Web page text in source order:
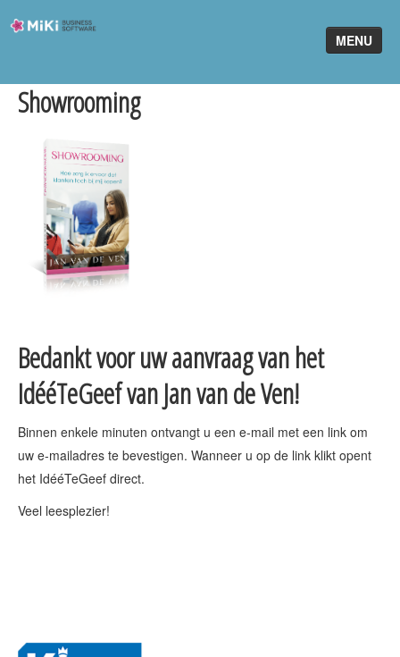
MENU
Software
Home
King Software
MiKi2King
Software Online
Telefonie
Showrooming
Bedankt voor uw aanvraag van het
IdééTeGeef van Jan van de Ven!
Binnen enkele minuten ontvangt u een e-mail met een link om
uw e-mailadres te bevestigen. Wanneer u op de link klikt opent
het IdééTeGeef direct.
Veel leesplezier!